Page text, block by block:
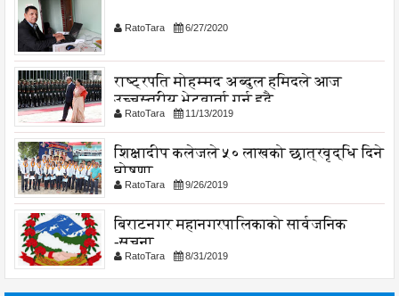
RatoTara 6/27/2020
राष्ट्रपति मोहम्मद अब्दुल हमिदले आज
उच्चस्तरीय भेटवार्ता गर्नु हुदै,
RatoTara 11/13/2019
शिक्षादीप कलेजले ५० लाखको छात्रवृद्धि दिने
घोषणा
RatoTara 9/26/2019
बिराटनगर महानगरपालिकाको सार्वजनिक
-सुचना
RatoTara 8/31/2019